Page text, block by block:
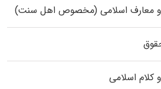
و معارف اسلامی (مخصوص اهل سنت)
کلام اسلامی